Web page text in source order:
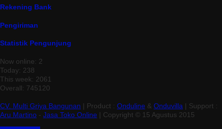
Rekening Bank
Pengiriman
Statistik Pengunjung
Now online: 2
Today: 238
This week: 2061
Overall: 745120
CV. Multi Griya Bangunan | Product : Onduline & Onduvilla | Support :
Aru Martino - Jasa Toko Online | Copyright © 15 Agustus 2015